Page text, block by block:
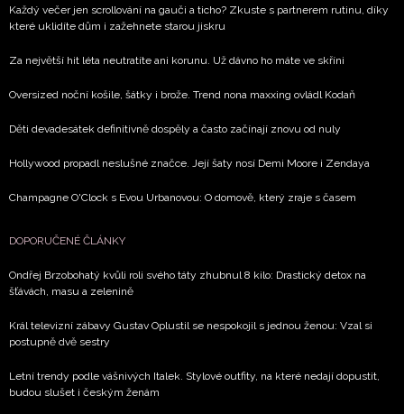
Každý večer jen scrollování na gauči a ticho? Zkuste s partnerem rutinu, díky
které uklidíte dům i zažehnete starou jiskru
Za největší hit léta neutratíte ani korunu. Už dávno ho máte ve skříni
Oversized noční košile, šátky i brože. Trend nona maxxing ovládl Kodaň
Děti devadesátek definitivně dospěly a často začínají znovu od nuly
Hollywood propadl neslušné značce. Její šaty nosí Demi Moore i Zendaya
Champagne O'Clock s Evou Urbanovou: O domově, který zraje s časem
DOPORUČENÉ ČLÁNKY
Ondřej Brzobohatý kvůli roli svého táty zhubnul 8 kilo: Drastický detox na
šťávách, masu a zelenině
Král televizní zábavy Gustav Oplustil se nespokojil s jednou ženou: Vzal si
postupně dvě sestry
Letní trendy podle vášnivých Italek. Stylové outfity, na které nedají dopustit,
budou slušet i českým ženám